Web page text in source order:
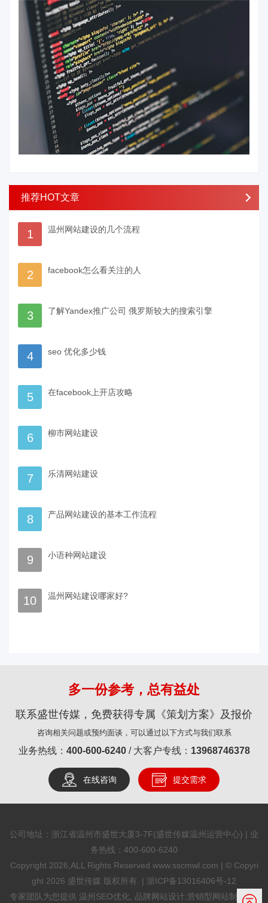
推荐HOT文章
1 温州网站建设的几个流程
2 facebook怎么看关注的人
3 了解Yandex推广公司 俄罗斯较大的搜索引擎
4 seo 优化多少钱
5 在facebook上开店攻略
6 柳市网站建设
7 乐清网站建设
8 产品网站建设的基本工作流程
9 小语种网站建设
10 温州网站建设哪家好?
多一份参考，总有益处
联系盛世传媒，免费获得专属《策划方案》及报价
咨询相关问题或预约面谈，可以通过以下方式与我们联系
业务热线： 400-600-6240/ 大客户专线： 13968746378
在线咨询 提交需求
公司地址：浙江省温州市盛世大厦3-7F(盛世传媒温州运营中心) | 业
务热线： 400-600-6240
Copyright 2026,ALL Rights Reserved www.sscmwl.com | © Copyri
ght 2026 盛世传媒 版权所有. | 浙ICP备13016406号-12
专家团队为您提供 温州SEO优化, 品牌网站设计,营销型网站制作,SE